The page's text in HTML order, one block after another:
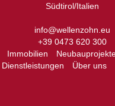
Immobilien
Dienstleistungen
Über uns
Südtirol/Italien
info@wellenzohn.eu
+39 0473 620 300